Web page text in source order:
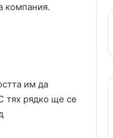
компания.
им да
тях рядко ще се